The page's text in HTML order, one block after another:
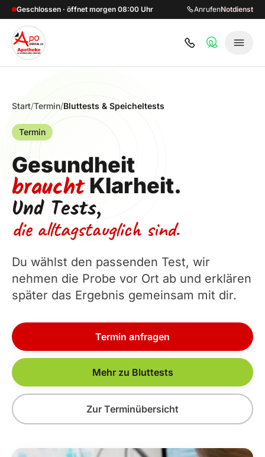
Zum Hauptinhalt springen
Geschlossen · öffnet morgen 08:00 Uhr AnrufenNotdienst
Start/Termin/Bluttests & Speicheltests
Termin
Gesundheit
braucht Klarheit.
Und Tests,
die alltagstauglich sind.
Du wählst den passenden Test, wir
nehmen die Probe vor Ort ab und erklären
später das Ergebnis gemeinsam mit dir.
Termin anfragen
Mehr zu Bluttests
Zur Terminübersicht